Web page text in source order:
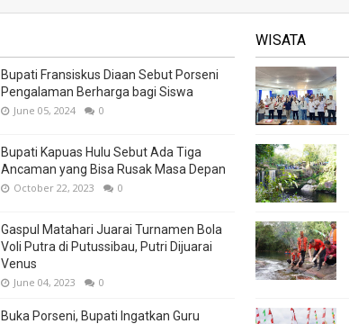
Bupati Fransiskus Diaan Sebut Porseni
Pengalaman Berharga bagi Siswa
June 05, 2024 0
Bupati Kapuas Hulu Sebut Ada Tiga
Ancaman yang Bisa Rusak Masa Depan
October 22, 2023 0
Gaspul Matahari Juarai Turnamen Bola
Voli Putra di Putussibau, Putri Dijuarai
Venus
June 04, 2023 0
Buka Porseni, Bupati Ingatkan Guru
WISATA